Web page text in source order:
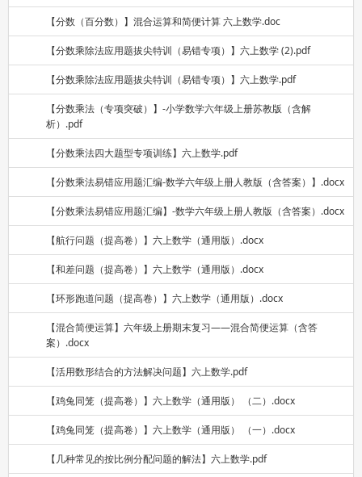
【分数（百分数）】混合运算和简便计算 六上数学.doc
【分数乘除法应用题拔尖特训（易错专项）】六上数学 (2).pdf
【分数乘除法应用题拔尖特训（易错专项）】六上数学.pdf
【分数乘法（专项突破）】-小学数学六年级上册苏教版（含解
析）.pdf
【分数乘法四大题型专项训练】六上数学.pdf
【分数乘法易错应用题汇编-数学六年级上册人教版（含答案）】.docx
【分数乘法易错应用题汇编】-数学六年级上册人教版（含答案）.docx
【航行问题（提高卷）】六上数学（通用版）.docx
【和差问题（提高卷）】六上数学（通用版）.docx
【环形跑道问题（提高卷）】六上数学（通用版）.docx
【混合简便运算】六年级上册期末复习——混合简便运算（含答
案）.docx
【活用数形结合的方法解决问题】六上数学.pdf
【鸡兔同笼（提高卷）】六上数学（通用版） （二）.docx
【鸡兔同笼（提高卷）】六上数学（通用版） （一）.docx
【几种常见的按比例分配问题的解法】六上数学.pdf